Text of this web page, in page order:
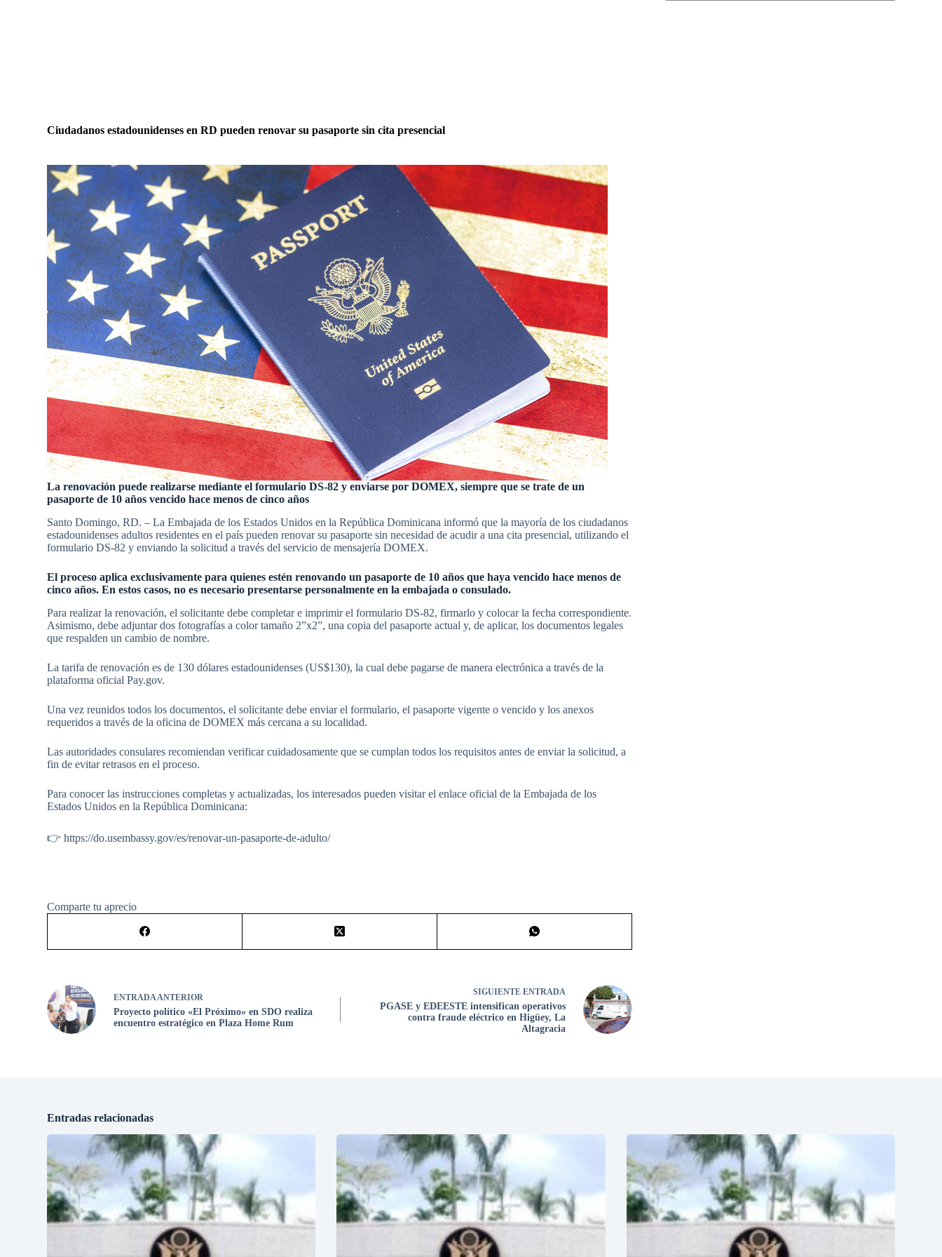
Ciudadanos estadounidenses en RD pueden renovar su pasaporte sin cita presencial
La renovación puede realizarse mediante el formulario DS-82 y enviarse por DOMEX, siempre que se trate de un
pasaporte de 10 años vencido hace menos de cinco años
Santo Domingo, RD. – La Embajada de los Estados Unidos en la República Dominicana informó que la mayoría de los ciudadanos
estadounidenses adultos residentes en el país pueden renovar su pasaporte sin necesidad de acudir a una cita presencial, utilizando el
formulario DS-82 y enviando la solicitud a través del servicio de mensajería DOMEX.
El proceso aplica exclusivamente para quienes estén renovando un pasaporte de 10 años que haya vencido hace menos de
cinco años. En estos casos, no es necesario presentarse personalmente en la embajada o consulado.
Para realizar la renovación, el solicitante debe completar e imprimir el formulario DS-82, firmarlo y colocar la fecha correspondiente.
Asimismo, debe adjuntar dos fotografías a color tamaño 2”x2”, una copia del pasaporte actual y, de aplicar, los documentos legales
que respalden un cambio de nombre.
La tarifa de renovación es de 130 dólares estadounidenses (US$130), la cual debe pagarse de manera electrónica a través de la
plataforma oficial Pay.gov.
Una vez reunidos todos los documentos, el solicitante debe enviar el formulario, el pasaporte vigente o vencido y los anexos
requeridos a través de la oficina de DOMEX más cercana a su localidad.
Las autoridades consulares recomiendan verificar cuidadosamente que se cumplan todos los requisitos antes de enviar la solicitud, a
fin de evitar retrasos en el proceso.
Para conocer las instrucciones completas y actualizadas, los interesados pueden visitar el enlace oficial de la Embajada de los
Estados Unidos en la República Dominicana:
👉 https://do.usembassy.gov/es/renovar-un-pasaporte-de-adulto/
Comparte tu aprecio
ENTRADA ANTERIOR
Proyecto político «El Próximo» en SDO realiza
encuentro estratégico en Plaza Home Rum
SIGUIENTE ENTRADA
PGASE y EDEESTE intensifican operativos
contra fraude eléctrico en Higüey, La
Altagracia
Entradas relacionadas